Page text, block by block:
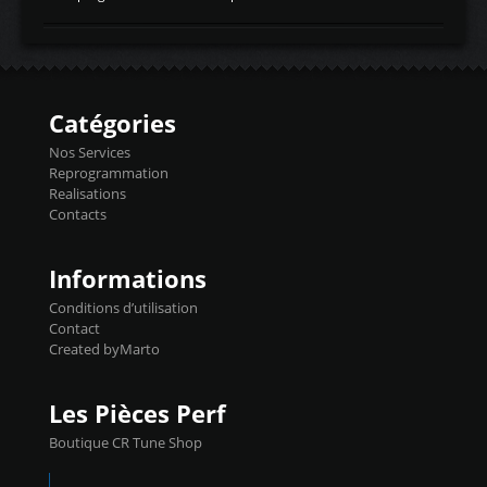
d'admissiontemp ex. pour atmo -30- 80°C
temperaturetemperature ldr moteurtemp
Injecteurs + Flashpro 1370€ TTC Le
précise et performante. Vous pourrez
basculer de la carto sans plomb à Ethanol à
l'aide du flashpro OPTION ECONOMIQUES
Reprog SP 98 sur le calculateur d'origine
450€ TTC Un gain d'environ 10cv et 15nm
Catégories
Nos Services
Reprogrammation
Realisations
Contacts
Informations
Conditions d’utilisation
Contact
Created byMarto
Les Pièces Perf
Boutique CR Tune Shop